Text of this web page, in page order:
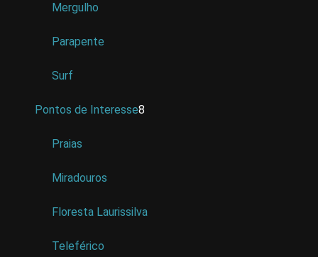
Mergulho
Parapente
Surf
Pontos de Interesse8
Praias
Miradouros
Floresta Laurissilva
Teleférico